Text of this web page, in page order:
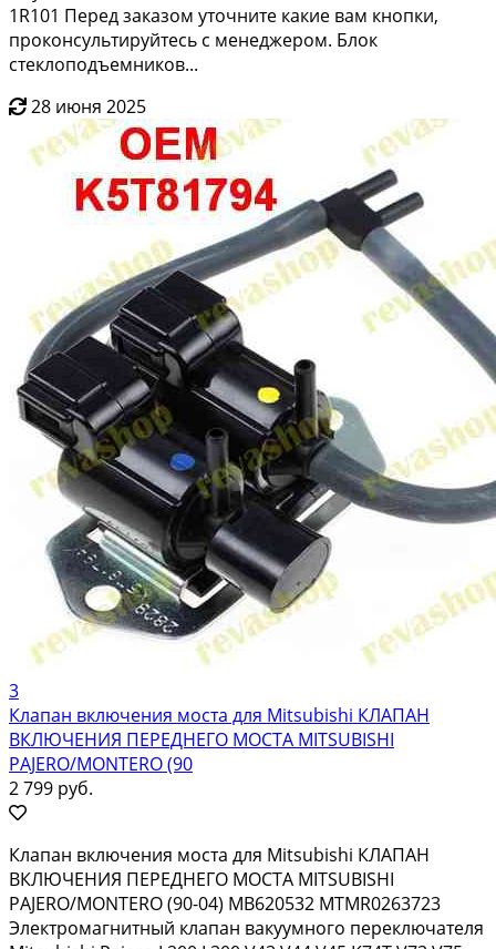
1R101 Перед заказом уточните какие вам кнопки,
проконсультируйтесь с менеджером. Блок
стеклоподъемников...
28 июня 2025
3
Клапан включения моста для Mitsubishi КЛАПАН
ВКЛЮЧЕНИЯ ПЕРЕДНЕГО МОСТА MITSUBISHI
PAJERO/MONTERO (90
2 799 руб.
Клапан включения моста для Mitsubishi КЛАПАН
ВКЛЮЧЕНИЯ ПЕРЕДНЕГО МОСТА MITSUBISHI
PAJERO/MONTERO (90-04) MB620532 MTMR0263723
Электромагнитный клапан вакуумного переключателя